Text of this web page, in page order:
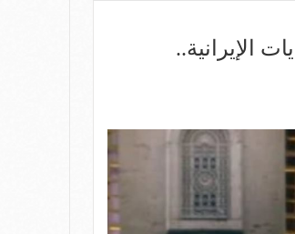
الإيرانية..